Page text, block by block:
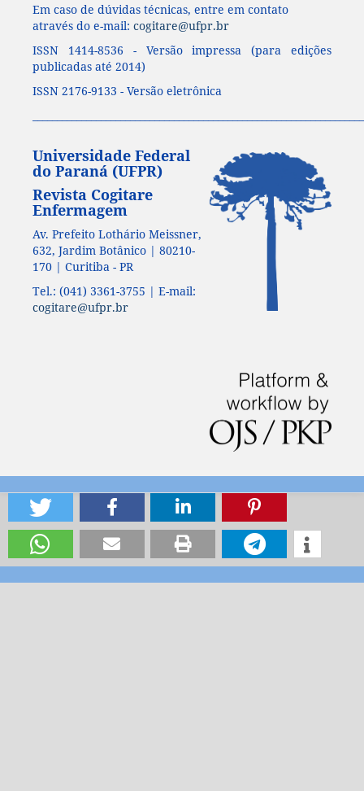
Em caso de dúvidas técnicas, entre em contato
através do e-mail: cogitare@ufpr.br
ISSN 1414-8536 - Versão impressa (para edições
publicadas até 2014)
ISSN 2176-9133 - Versão eletrônica
Universidade Federal
do Paraná (UFPR)
Revista Cogitare
Enfermagem
Av. Prefeito Lothário Meissner,
632, Jardim Botânico | 80210-
170 | Curitiba - PR
Tel.: (041) 3361-3755 | E-mail:
cogitare@ufpr.br